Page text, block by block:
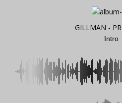
GILLMAN -
Intro